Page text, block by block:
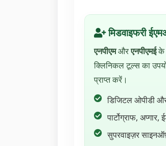
मिडवाइफरी
एनपीएमऔरएनपीएमईके
क्लिनिकल टूल्स का
प्राप्त करें।
डिजिटल ओपीडी
पार्टोग्राफ,
सुपरवाइज़र